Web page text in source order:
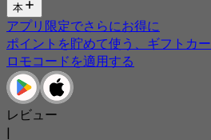
本
アプリ限定でさらにお得に
ポイントを貯めて使う、ギフトカ
ロモコードを適用する
レビュー
|